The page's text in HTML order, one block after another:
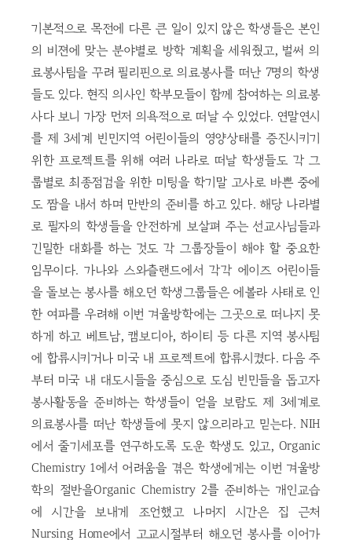
기본적으로 목전에 다른 큰 일이 있지 않은 학생들은 본인
의 비젼에 맞는 분야별로 방학 계획을 세워줬고, 벌써 의
료봉사팀을 꾸려 필리핀으로 의료봉사를 떠난 7명의 학생
들도 있다. 현직 의사인 학부모들이 함께 참여하는 의료봉
사다 보니 가장 먼저 의욕적으로 떠날 수 있었다. 연말연시
를 제 3세계 빈민지역 어린이들의 영양상태를 증진시키기
위한 프로젝트를 위해 여러 나라로 떠날 학생들도 각 그
룹별로 최종점검을 위한 미팅을 학기말 고사로 바쁜 중에
도 짬을 내서 하며 만반의 준비를 하고 있다. 해당 나라별
로 필자의 학생들을 안전하게 보살펴 주는 선교사님들과
긴밀한 대화를 하는 것도 각 그룹장들이 해야 할 중요한
임무이다. 가나와 스와츨랜드에서 각각 에이즈 어린이들
을 돌보는 봉사를 해오던 학생그룹들은 에볼라 사태로 인
한 여파를 우려해 이번 겨울방학에는 그곳으로 떠나지 못
하게 하고 베트남, 캠보디아, 하이티 등 다른 지역 봉사팀
에 합류시키거나 미국 내 프로젝트에 합류시켰다. 다음 주
부터 미국 내 대도시들을 중심으로 도심 빈민들을 돕고자
봉사활동을 준비하는 학생들이 얻을 보람도 제 3세계로
의료봉사를 떠난 학생들에 못지 않으리라고 믿는다. NIH
에서 줄기세포를 연구하도록 도운 학생도 있고, Organic
Chemistry 1에서 어려움을 겪은 학생에게는 이번 겨울방
학의 절반을Organic Chemistry 2를 준비하는 개인교습
에 시간을 보내게 조언했고 나머지 시간은 집 근처
Nursing Home에서 고교시절부터 해오던 봉사를 이어가